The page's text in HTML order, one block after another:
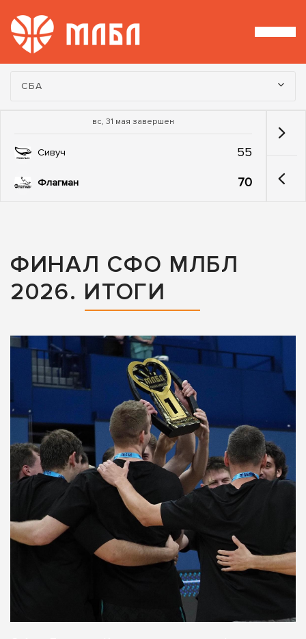
Турнир:
СБА
вс, 31 мая завершен
Сивуч 55
Флагман 70
ФИНАЛ СФО МЛБЛ
2026. ИТОГИ